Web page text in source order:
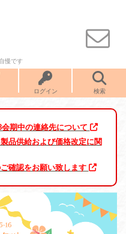
慢です
ログイン 検索
期中の連絡先について
品供給および価格改定に関
確認をお願い致します